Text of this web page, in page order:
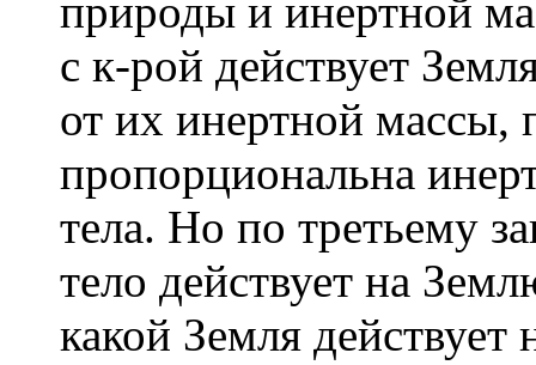
природы и инертной
с к-рой действует
от их инертной массы,
пропорциональна
тела. Но по третьему
тело действует на
какой Земля действует